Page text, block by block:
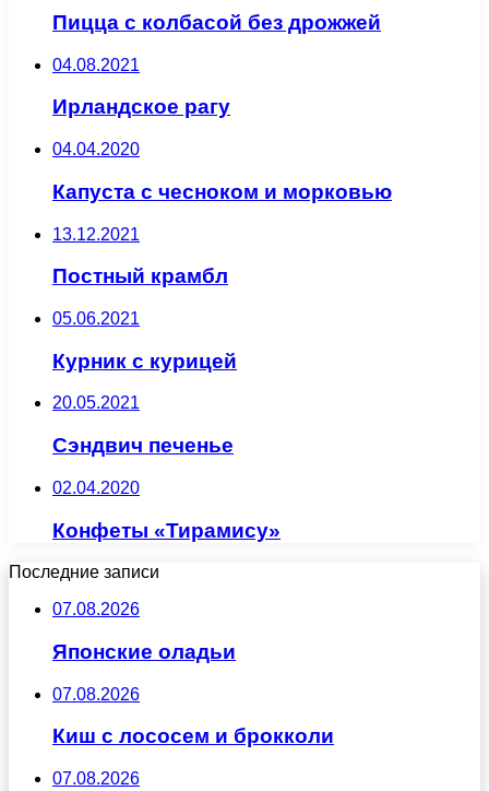
Пицца с колбасой без дрожжей
04.08.2021
Ирландское рагу
04.04.2020
Капуста с чесноком и морковью
13.12.2021
Постный крамбл
05.06.2021
Курник с курицей
20.05.2021
Сэндвич печенье
02.04.2020
Конфеты «Тирамису»
Последние записи
07.08.2026
Японские оладьи
07.08.2026
Киш с лососем и брокколи
07.08.2026